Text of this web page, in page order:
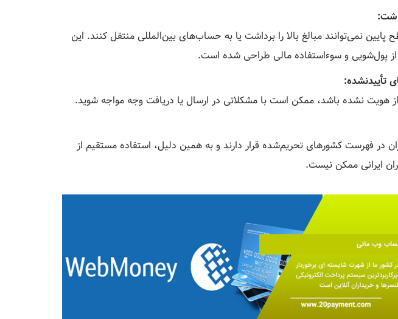
نمی‌توانند مبالغ بالا را برداشت یا به حساب‌های بین‌المللی منتقل کنند. این
پول‌شویی و سوءاستفاده مالی طراحی شده است.
تأییدنشده:
هویت نشده باشد، ممکن است با مشکلاتی در ارسال یا دریافت وجه مواجه شوید.
در فهرست کشورهای تحریم‌شده قرار دارند و به همین دلیل، استفاده مستقیم از
ایرانی ممکن نیست.